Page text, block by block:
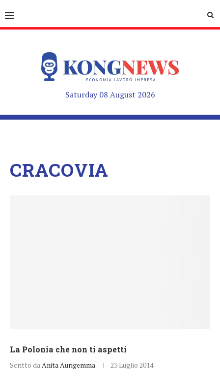
Saturday 08 August 2026
CRACOVIA
La Polonia che non ti aspetti
Scritto da Anita Aurigemma 23 Luglio 2014